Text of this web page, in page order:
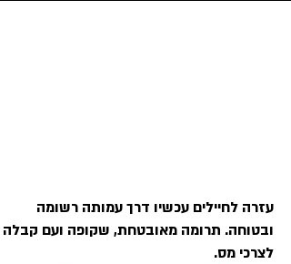
עזרה לחיילים עכשיו דרך עמותה רשומה
ובטוחה. תרומה מאובטחת, שקופה ועם קבלה
לצרכי מס.